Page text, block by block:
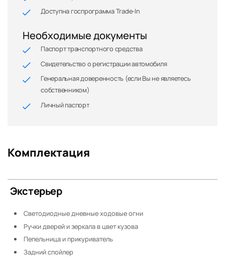
Доступна госпрограмма Trade-In
Необходимые документы
Паспорт транспортного средства
Свидетельство о регистрации автомобиля
Генеральная доверенность (если Вы не являетесь
собственником)
Личный паспорт
Комплектация
Экстерьер
Светодиодные дневные ходовые огни
Ручки дверей и зеркала в цвет кузова
Пепельница и прикуриватель
Задний спойлер